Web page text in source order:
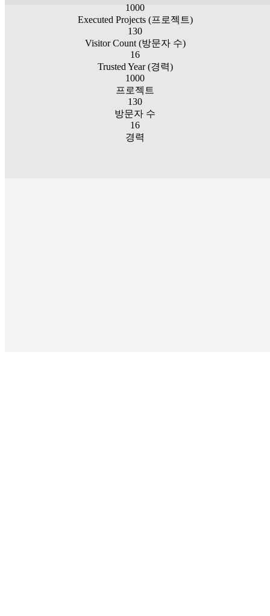
1000
Executed Projects (프로젝트)
130
Visitor Count (방문자 수)
16
Trusted Year (경력)
1000
프로젝트
130
방문자 수
16
경력